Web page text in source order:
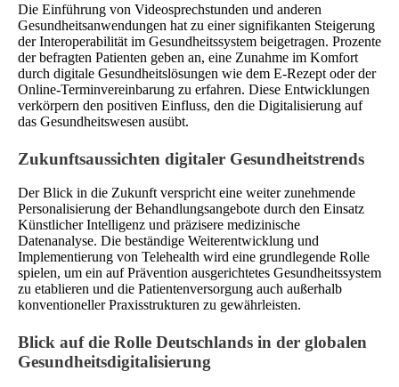
Die Einführung von Videosprechstunden und anderen
Gesundheitsanwendungen hat zu einer signifikanten Steigerung
der Interoperabilität im Gesundheitssystem beigetragen. Prozente
der befragten Patienten geben an, eine Zunahme im Komfort
durch digitale Gesundheitslösungen wie dem E-Rezept oder der
Online-Terminvereinbarung zu erfahren. Diese Entwicklungen
verkörpern den positiven Einfluss, den die Digitalisierung auf
das Gesundheitswesen ausübt.
Zukunftsaussichten digitaler Gesundheitstrends
Der Blick in die Zukunft verspricht eine weiter zunehmende
Personalisierung der Behandlungsangebote durch den Einsatz
Künstlicher Intelligenz und präzisere medizinische
Datenanalyse. Die beständige Weiterentwicklung und
Implementierung von Telehealth wird eine grundlegende Rolle
spielen, um ein auf Prävention ausgerichtetes Gesundheitssystem
zu etablieren und die Patientenversorgung auch außerhalb
konventioneller Praxisstrukturen zu gewährleisten.
Blick auf die Rolle Deutschlands in der globalen
Gesundheitsdigitalisierung